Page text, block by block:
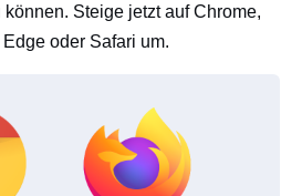
Steige jetzt auf Chrome,
Edge oder Safari um.